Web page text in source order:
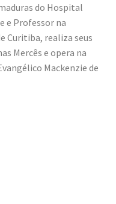
do Hospital
e Professor na
Curitiba, realiza seus
Mercês e opera na
Mackenzie de